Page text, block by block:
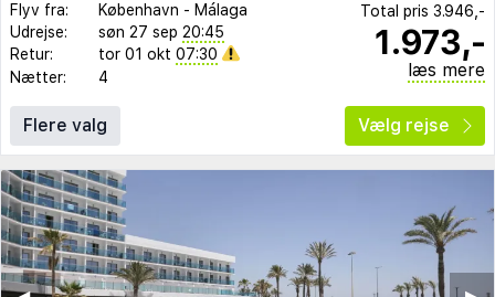
Flyv fra: København - Málaga
Udrejse:
søn 27 sep 20:45
Retur:
tor 01 okt 07:30
Nætter:
4
Total pris 3.946,-
1.973,-
læs mere
Flere valg Vælg rejse